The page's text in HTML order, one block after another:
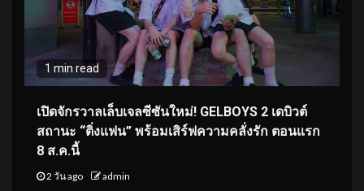
1 min read
เปิดจักรวาลเล็บเจลซีซันใหม่! GELBOYS 2 เดบิวต์
สถานะ “ติ่งแฟน” พร้อมเสิร์ฟความคลั่งรัก ตอนแรก
8 ส.ค.นี้
2 วัน ago admin